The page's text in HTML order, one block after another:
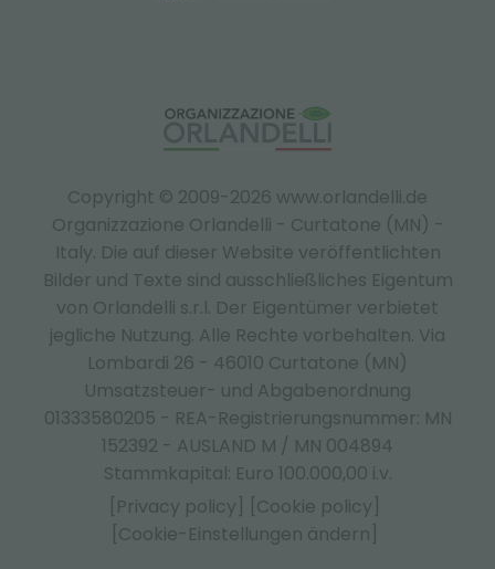
Copyright © 2009-2026 www.orlandelli.de
Organizzazione Orlandelli - Curtatone (MN) -
Italy. Die auf dieser Website veröffentlichten
Bilder und Texte sind ausschließliches Eigentum
von Orlandelli s.r.l. Der Eigentümer verbietet
jegliche Nutzung. Alle Rechte vorbehalten. Via
Lombardi 26 - 46010 Curtatone (MN)
Umsatzsteuer- und Abgabenordnung
01333580205 - REA-Registrierungsnummer: MN
152392 - AUSLAND M / MN 004894
Stammkapital: Euro 100.000,00 i.v.
[Privacy policy]
[Cookie policy]
[Cookie-Einstellungen ändern]